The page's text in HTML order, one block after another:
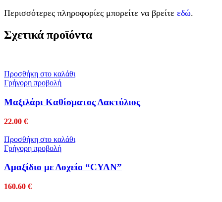
Περισσότερες πληροφορίες μπορείτε να βρείτε εδώ.
Σχετικά προϊόντα
Προσθήκη στο καλάθι
Γρήγορη προβολή
Mαξιλάρι Καθίσματος Δακτύλιος
22.00 €
Προσθήκη στο καλάθι
Γρήγορη προβολή
Αμαξίδιο με Δοχείο “CYAN”
160.60 €